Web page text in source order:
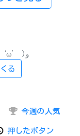
ログイン不要でかんたん٩( ‘ω’ )و
る
今週の人気
押したボタン